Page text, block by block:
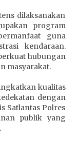
dilaksanakan
program
guna
kendaraan.
hubungan
masyarakat.
kualitas
dengan
Satlantas Polres
publik yang